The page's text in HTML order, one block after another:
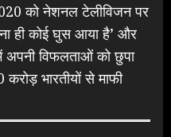
को नेशनल टेलीविजन पर
ही कोई घुस आया है’ और
अपनी विफलताओं को छुपा
भारतीयों से माफी